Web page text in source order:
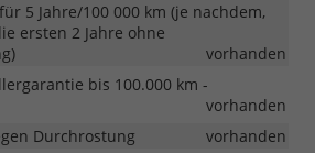
5 Jahre/100 000 km (je nachdem,
ersten 2 Jahre ohne
vorhanden
bis 100.000 km -
vorhanden
Durchrostung
vorhanden